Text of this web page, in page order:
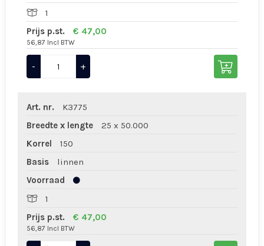
1
Prijs p.st.
€ 47,00
56,87 Incl BTW
- +
Art. nr.
K3775
Breedte x lengte
25 x 50.000
Korrel
150
Basis
linnen
Voorraad
1
Prijs p.st.
€ 47,00
56,87 Incl BTW